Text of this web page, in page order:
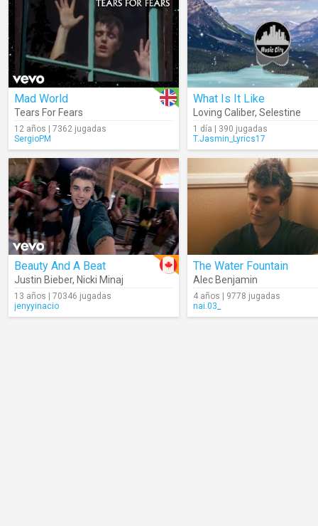
Mad World
Tears For Fears
12 años | 7362 jugadas
SergioPM
What Is It Like
Loving Caliber, Selestine
1 día | 390 jugadas
T.Jasmin_Lyrics17
Beauty And A Beat
Justin Bieber, Nicki Minaj
13 años | 70346 jugadas
jenyyinacio
The Water Fountain
Alec Benjamin
4 años | 9778 jugadas
nai.03_